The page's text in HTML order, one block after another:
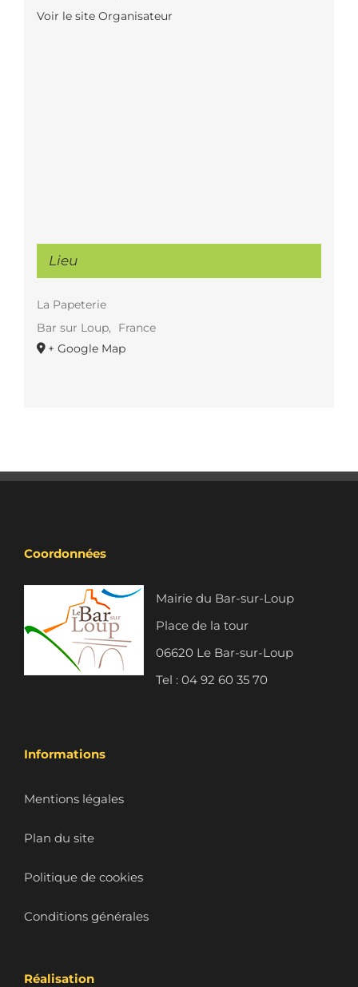
Voir le site Organisateur
Lieu
La Papeterie
Bar sur Loup,
France
+ Google Map
Coordonnées
Mairie du Bar-sur-Loup
Place de la tour
06620 Le Bar-sur-Loup
Tel : 04 92 60 35 70
Informations
Mentions légales
Plan du site
Politique de cookies
Conditions générales
Réalisation